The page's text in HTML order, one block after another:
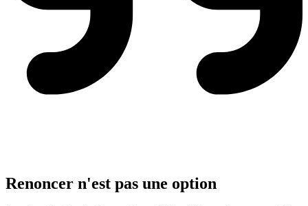
Renoncer n'est pas une option